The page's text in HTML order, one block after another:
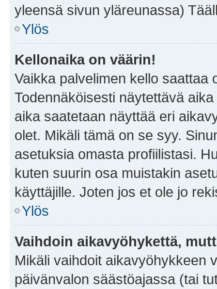
yleensä sivun yläreunassa)
Ylös
Kellonaika on väärin!
Vaikka palvelimen kello saattaa
Todennäköisesti näytettävä
aika saatetaan näyttää eri
olet. Mikäli tämä on se syy.
asetuksia omasta profiilistasi.
kuten suurin osa muistakin
käyttäjille. Joten jos et ole jo
Ylös
Vaihdoin aikavyöhykettä,
Mikäli vaihdoit aikavyöhykkeen
päivänvalon säästöajassa (tai